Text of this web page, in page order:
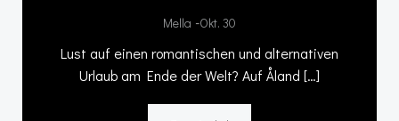
Mella -Okt. 30
Lust auf einen romantischen und alternativen
Urlaub am Ende der Welt? Auf Åland […]